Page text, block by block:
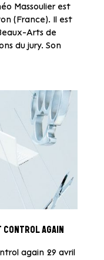
Massoulier est
(France). Il est
Arts de
du jury. Son
AGAIN
again 29 avril